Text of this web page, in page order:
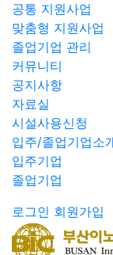
공통 지원사업
맞춤형 지원사업
졸업기업 관리
커뮤니티
공지사항
자료실
시설사용신청
입주/졸업기업소
입주기업
졸업기업
로그인 회원가입